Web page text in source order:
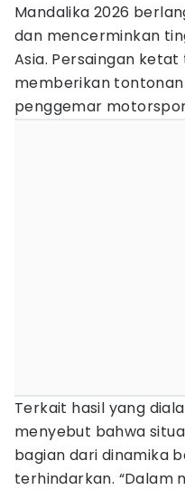
Mandalika 2026
dan mencerminkan
Asia. Persaingan
memberikan
penggemar
Terkait hasil yang
menyebut bahwa
bagian dari dinamika
terhindarkan.